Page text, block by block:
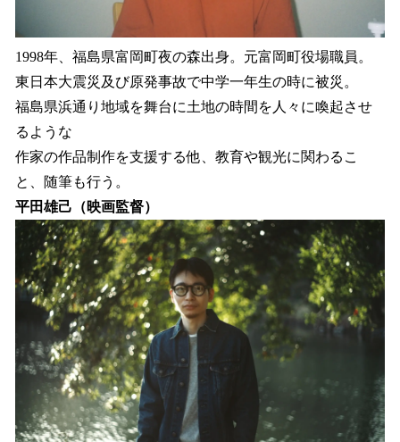
1998年、福島県富岡町夜の森出身。元富岡町役場職員。
東日本大震災及び原発事故で中学一年生の時に被災。
福島県浜通り地域を舞台に土地の時間を人々に喚起させ
るような
作家の作品制作を支援する他、教育や観光に関わるこ
と、随筆も行う。
平田雄己（映画監督）